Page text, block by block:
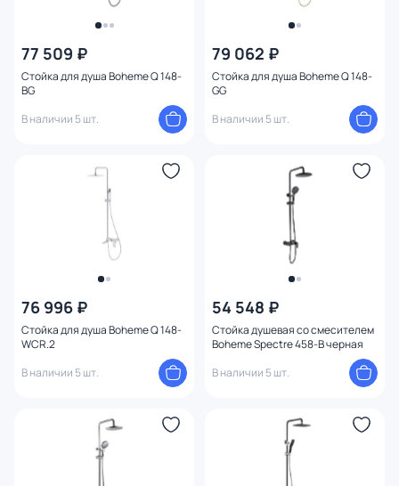
77 509 ₽
Стойка для душа Boheme Q 148-
BG
В наличии 5 шт.
79 062 ₽
Стойка для душа Boheme Q 148-
GG
В наличии 5 шт.
76 996 ₽
Стойка для душа Boheme Q 148-
WCR.2
В наличии 5 шт.
54 548 ₽
Стойка душевая со смесителем
Boheme Spectre 458-B черная
В наличии 5 шт.
Поверхность
Тип излива